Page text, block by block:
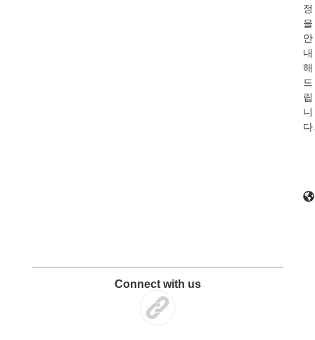
정
을
안
내
해
드
립
니
다.
Connect with us